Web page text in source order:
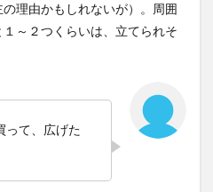
理由かもしれないが）。周囲
～２つくらいは、立てられそ
って、広げた